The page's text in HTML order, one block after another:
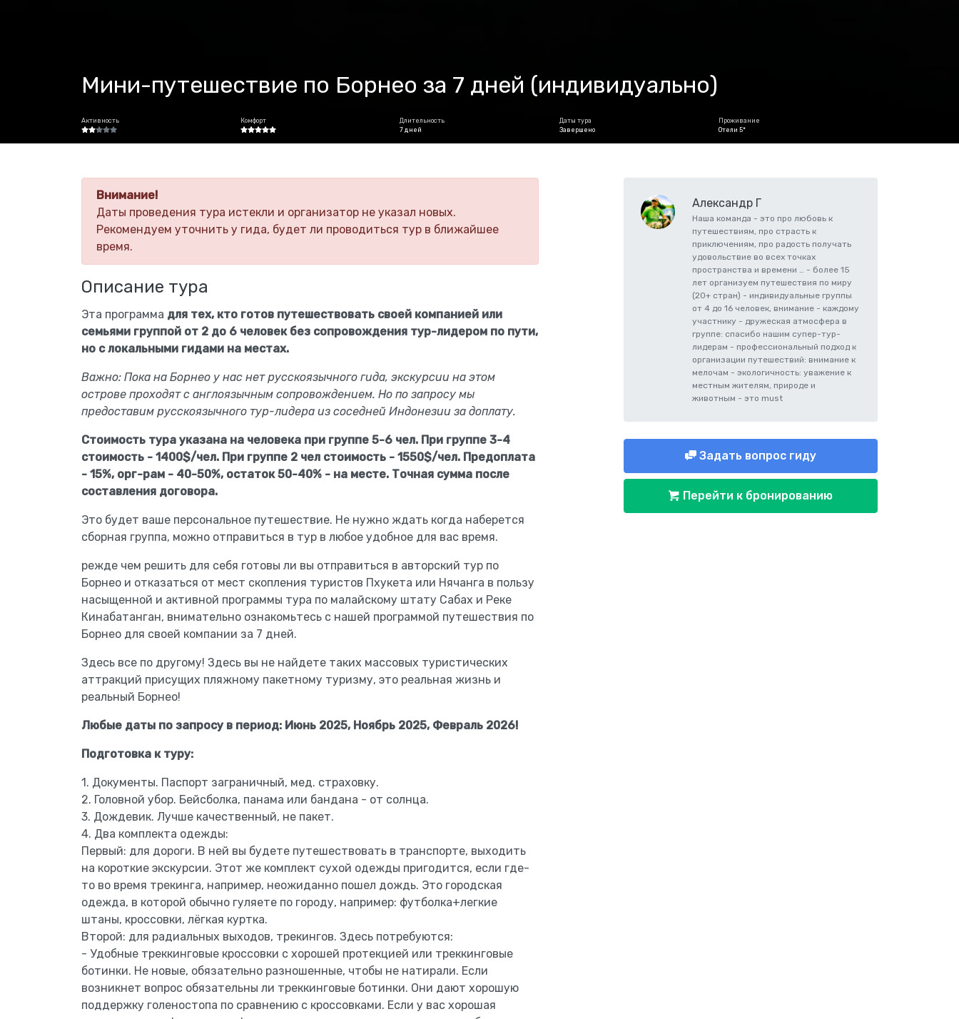
Мини-путешествие по Борнео за 7 дней (индивидуально)
Активность Комфорт
Длительность
7 дней
Даты тура
Завершено
Проживание
Отели 5*
Внимание!
Даты проведения тура истекли и организатор не указал новых.
Рекомендуем уточнить у гида, будет ли проводиться тур в ближайшее
время.
Описание тура
Эта программа для тех, кто готов путешествовать своей компанией или
семьями группой от 2 до 6 человек без сопровождения тур-лидером по пути,
но с локальными гидами на местах.
Важно: Пока на Борнео у нас нет русскоязычного гида, экскурсии на этом
острове проходят с англоязычным сопровождением. Но по запросу мы
предоставим русскоязычного тур-лидера из соседней Индонезии за доплату.
Стоимость тура указана на человека при группе 5-6 чел. При группе 3-4
стоимость - 1400$/чел. При группе 2 чел стоимость - 1550$/чел. Предоплата
- 15%, орг-рам - 40-50%, остаток 50-40% - на месте. Точная сумма после
составления договора.
Это будет ваше персональное путешествие. Не нужно ждать когда наберется
сборная группа, можно отправиться в тур в любое удобное для вас время.
режде чем решить для себя готовы ли вы отправиться в авторский тур по
Борнео и отказаться от мест скопления туристов Пхукета или Нячанга в пользу
насыщенной и активной программы тура по малайскому штату Сабах и Реке
Кинабатанган, внимательно ознакомьтесь с нашей программой путешествия по
Борнео для своей компании за 7 дней.
Здесь все по другому! Здесь вы не найдете таких массовых туристических
аттракций присущих пляжному пакетному туризму, это реальная жизнь и
реальный Борнео!
Любые даты по запросу в период: Июнь 2025, Ноябрь 2025, Февраль 2026!
Подготовка к туру:
1. Документы. Паспорт заграничный, мед. страховку.
2. Головной убор. Бейсболка, панама или бандана - от солнца.
3. Дождевик. Лучше качественный, не пакет.
4. Два комплекта одежды:
Первый: для дороги. В ней вы будете путешествовать в транспорте, выходить
на короткие экскурсии. Этот же комплект сухой одежды пригодится, если где-
то во время трекинга, например, неожиданно пошел дождь. Это городская
одежда, в которой обычно гуляете по городу, например: футболка+легкие
штаны, кроссовки, лёгкая куртка.
Второй: для радиальных выходов, трекингов. Здесь потребуются:
- Удобные треккинговые кроссовки с хорошей протекцией или треккинговые
ботинки. Не новые, обязательно разношенные, чтобы не натирали. Если
возникнет вопрос обязательны ли треккинговые ботинки. Они дают хорошую
поддержку голеностопа по сравнению с кроссовками. Если у вас хорошая
Александр Г
Наша команда - это про любовь к
путешествиям, про страсть к
приключениям, про радость получать
удовольствие во всех точках
пространства и времени … - более 15
лет организуем путешествия по миру
(20+ стран) - индивидуальные группы
от 4 до 16 человек, внимание - каждому
участнику - дружеская атмосфера в
группе: спасибо нашим супер-тур-
лидерам - профессиональный подход к
организации путешествий: внимание к
мелочам - экологичность: уважение к
местным жителям, природе и
животным - это must
Задать вопрос гиду
Перейти к бронированию